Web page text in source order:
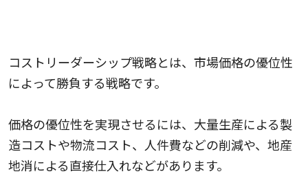
コストリーダーシップ戦略とは、市場価格の優位性
によって勝負する戦略です。
価格の優位性を実現させるには、大量生産による製
造コストや物流コスト、人件費などの削減や、地産
地消による直接仕入れなどがあります。